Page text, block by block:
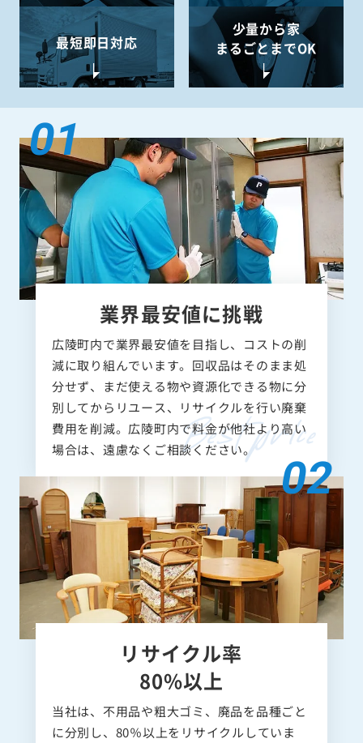
最短即日対応
少量から家
まるごとまでOK
業界最安値に挑戦
広陵町内で業界最安値を目指し、コストの削
減に取り組んでいます。回収品はそのまま処
分せず、まだ使える物や資源化できる物に分
別してからリユース、リサイクルを行い廃棄
費用を削減。広陵町内で料金が他社より高い
場合は、遠慮なくご相談ください。
リサイクル率
80%以上
当社は、不用品や粗大ゴミ、廃品を品種ごと
に分別し、80％以上をリサイクルしていま